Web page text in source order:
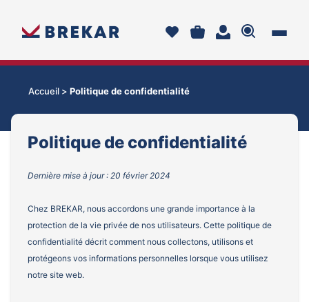
Accueil > Politique de confidentialité
Politique de confidentialité
Dernière mise à jour : 20 février 2024
Chez BREKAR, nous accordons une grande importance à la
protection de la vie privée de nos utilisateurs. Cette politique de
confidentialité décrit comment nous collectons, utilisons et
protégeons vos informations personnelles lorsque vous utilisez
notre site web.